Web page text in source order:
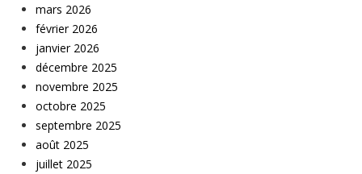
mars 2026
février 2026
janvier 2026
décembre 2025
novembre 2025
octobre 2025
septembre 2025
août 2025
juillet 2025